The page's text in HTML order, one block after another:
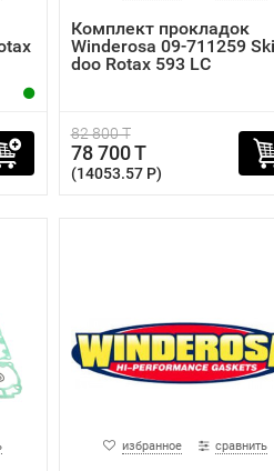
Комплект прокладок
Winderosa 09-711259
doo Rotax 593 LC
82 800 T
78 700 T
(14053.57 P)
избранное сравнить